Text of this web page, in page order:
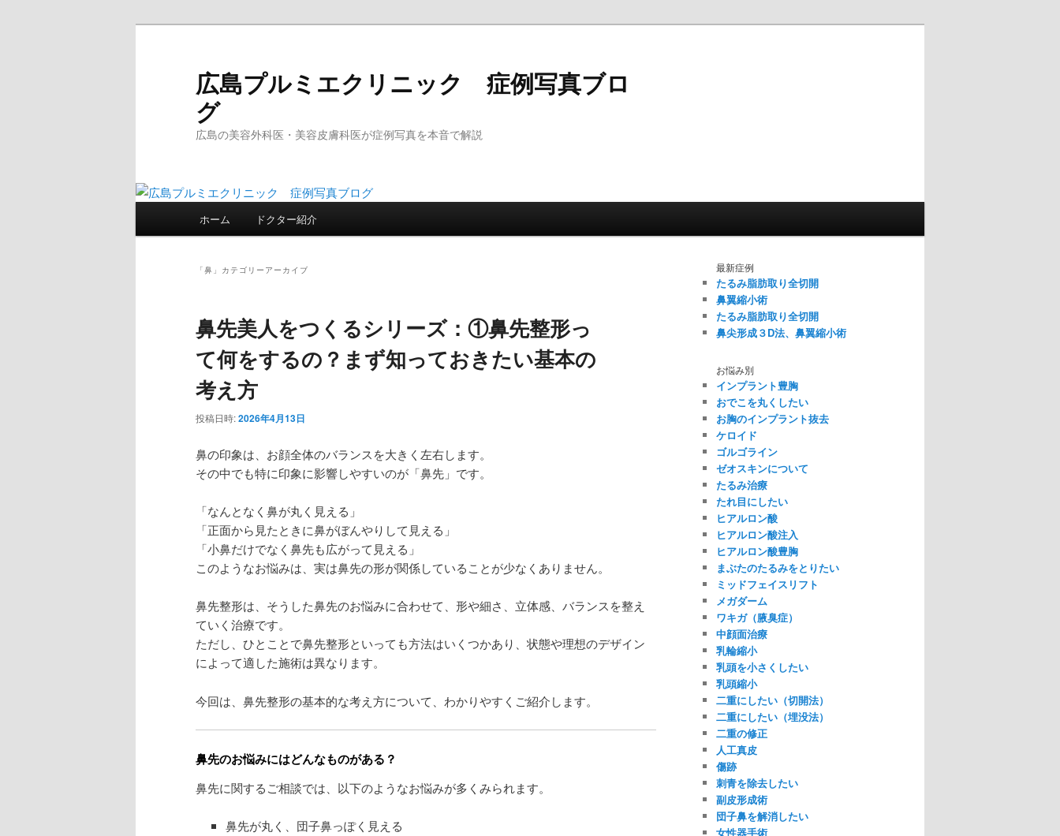
広島プルミエクリニック 症例写真ブロ
グ
広島の美容外科医・美容皮膚科医が症例写真を本音で解説
ホーム ドクター紹介
「鼻 」カテゴリーアーカイブ
鼻先美人をつくるシリーズ：①鼻先整形っ
て何をするの？まず知っておきたい基本の
考え方
投稿日時:2026年4月13日
鼻の印象は、お顔全体のバランスを大きく左右します。
その中でも特に印象に影響しやすいのが「鼻先」です。
「なんとなく鼻が丸く見える」
「正面から見たときに鼻がぼんやりして見える」
「小鼻だけでなく鼻先も広がって見える」
このようなお悩みは、実は鼻先の形が関係していることが少なくありません。
鼻先整形は、そうした鼻先のお悩みに合わせて、形や細さ、立体感、バランスを整え
ていく治療です。
ただし、ひとことで鼻先整形といっても方法はいくつかあり、状態や理想のデザイン
によって適した施術は異なります。
今回は、鼻先整形の基本的な考え方について、わかりやすくご紹介します。
鼻先のお悩みにはどんなものがある？
鼻先に関するご相談では、以下のようなお悩みが多くみられます。
鼻先が丸く、団子鼻っぽく見える
最新症例
たるみ脂肪取り全切開
鼻翼縮小術
たるみ脂肪取り全切開
鼻尖形成３D法、鼻翼縮小術
お悩み別
インプラント豊胸
おでこを丸くしたい
お胸のインプラント抜去
ケロイド
ゴルゴライン
ゼオスキンについて
たるみ治療
たれ目にしたい
ヒアルロン酸
ヒアルロン酸注入
ヒアルロン酸豊胸
まぶたのたるみをとりたい
ミッドフェイスリフト
メガダーム
ワキガ（腋臭症）
中顔面治療
乳輪縮小
乳頭を小さくしたい
乳頭縮小
二重にしたい（切開法）
二重にしたい（埋没法）
二重の修正
人工真皮
傷跡
刺青を除去したい
副皮形成術
団子鼻を解消したい
女性器手術